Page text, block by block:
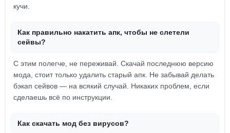
кучи.
Как правильно накатить апк, чтобы не слетели
сейвы?
С этим полегче, не переживай. Скачай последнюю версию
мода, стоит только удалить старый апк. Не забывай делать
бэкап сейвов — на всякий случай. Никаких проблем, если
сделаешь всё по инструкции.
Как скачать мод без вирусов?